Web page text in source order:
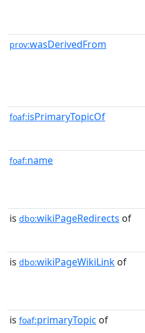
prov:wasDerivedFrom
foaf:isPrimaryTopicOf
foaf:name
is dbo:wikiPageRedirects of
is dbo:wikiPageWikiLink of
is foaf:primaryTopic of